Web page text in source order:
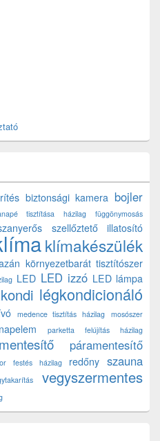
biztonsági kamera bojler
tisztítása házilag
függönymosás
szellőztető
illatosító
klímakészülék
környezetbarát tisztítószer
LED LED izzó LED lámpa
légkondicionáló
medence tisztítás házilag
mosószer
napelem
parketta felújítás házilag
páramentesítő
festés házilag redőny szauna
vegyszermentes